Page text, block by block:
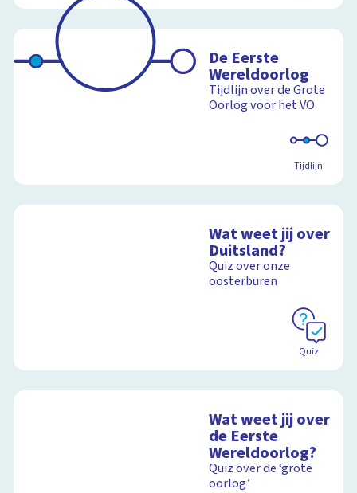
De Eerste
Wereldoorlog
Tijdlijn over de Grote
Oorlog voor het VO
Tijdlijn
Wat weet jij over
Duitsland?
Quiz over onze
oosterburen
Quiz
Wat weet jij over
de Eerste
Wereldoorlog?
Quiz over de ‘grote
oorlog’